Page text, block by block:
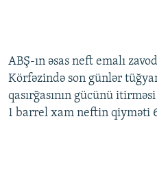
İNFOQRAFIKA
KARIKATURA
AZƏRBAYCAN ƏDƏBIYYATI
İSLAM VƏ DEMOKRATIYA
İZ - MƏDƏNIYYƏT PROQRAMI
MISSIYAMIZ
PEŞƏ ETIKASI VƏ JURNALISTIKA
MATERIALLARIMIZDAN ISTIFADƏ
BIZI IZLƏ
ABŞ-ın əsas neft emalı
Körfəzində son günlər
qasırğasının gücünü
1 barrel xam neftin qiyməti